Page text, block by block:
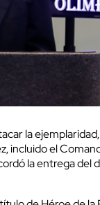
la
incluido el
la entrega del